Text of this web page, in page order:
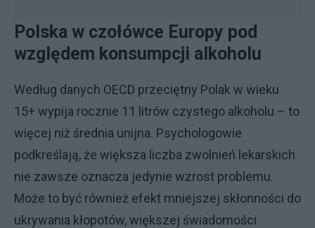
Polska w czołówce Europy pod
względem konsumpcji alkoholu
Według danych OECD przeciętny Polak w wieku
15+ wypija rocznie 11 litrów czystego alkoholu – to
więcej niż średnia unijna. Psychologowie
podkreślają, że większa liczba zwolnień lekarskich
nie zawsze oznacza jedynie wzrost problemu.
Może to być również efekt mniejszej skłonności do
ukrywania kłopotów, większej świadomości